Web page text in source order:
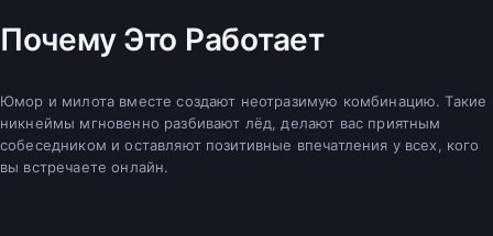
Почему Это Работает
Юмор и милота вместе создают неотразимую комбинацию. Такие
никнеймы мгновенно разбивают лёд, делают вас приятным
собеседником и оставляют позитивные впечатления у всех, кого
вы встречаете онлайн.